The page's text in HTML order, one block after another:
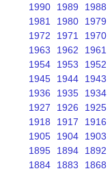
1990
1989 1988
1981
1980 1979
1972
1971 1970
1963
1962 1961
1954
1953 1952
1945
1944 1943
1936
1935 1934
1927
1926 1925
1918
1917 1916
1905
1904 1903
1895
1894 1892
1884
1883 1868